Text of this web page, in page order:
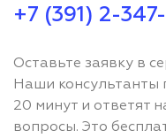
+7 (391) 2-
Оставьте заявку в
Наши консультанты
20 минут и ответят
вопросы. Это